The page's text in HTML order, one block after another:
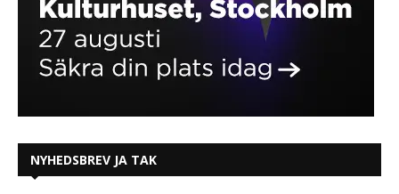
NYHEDSBREV JA TAK